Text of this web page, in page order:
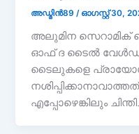
അഡ്മിൻ89 / ഓഗസ്റ്റ് 30,
അലുമിന
ഓഫ് ദ ടൈൽ വേൾഡ്
ടൈലുകളെ
എപ്പോഴെങ്കിലും